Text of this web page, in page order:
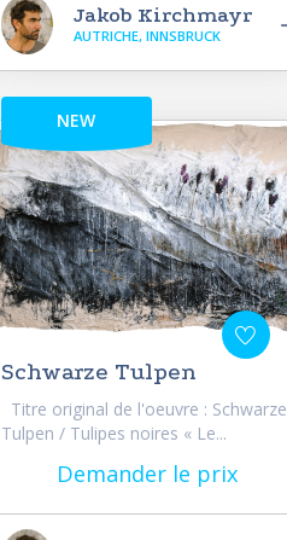
Jakob Kirchmayr
AUTRICHE, INNSBRUCK
NEW
Schwarze Tulpen
Titre original de l'oeuvre : Schwarze
Tulpen / Tulipes noires « Le...
Demander le prix